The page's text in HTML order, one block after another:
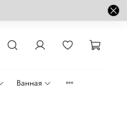
Ванная